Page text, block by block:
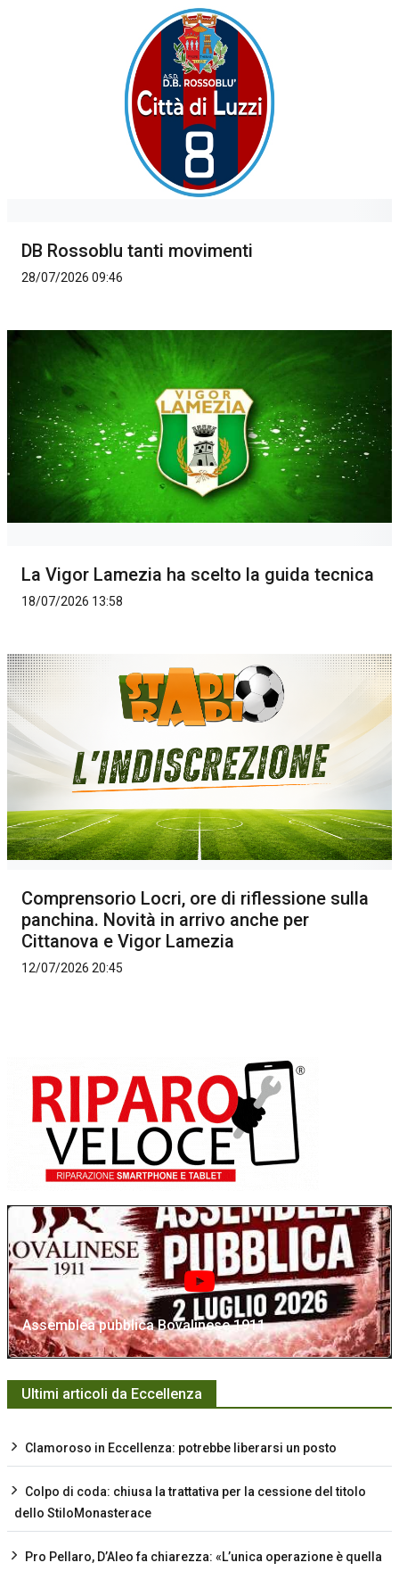
DB Rossoblu tanti movimenti
28/07/2026 09:46
La Vigor Lamezia ha scelto la guida tecnica
18/07/2026 13:58
Comprensorio Locri, ore di riflessione sulla
panchina. Novità in arrivo anche per
Cittanova e Vigor Lamezia
12/07/2026 20:45
Assemblea pubblica Bovalinese 1911
Ultimi articoli da Eccellenza
Clamoroso in Eccellenza: potrebbe liberarsi un posto
Colpo di coda: chiusa la trattativa per la cessione del titolo
dello StiloMonasterace
Pro Pellaro, D’Aleo fa chiarezza: «L’unica operazione è quella